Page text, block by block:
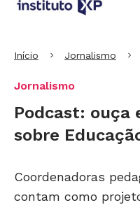
Início Jornalismo
Jornalismo
Podcast: ouça
sobre
Coordenadoras
contam como